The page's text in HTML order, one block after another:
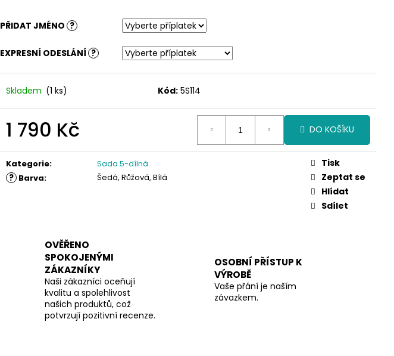
PŘIDAT JMÉNO ?
EXPRESNÍ ODESLÁNÍ ?
Skladem (1 ks) Kód: 5S114
1 790 Kč
cena:
DO KOŠÍKU
Kategorie: Sada 5-dílná
? Barva: Šedá, Růžová, Bílá
Tisk
Zeptat se
Hlídat
Sdílet
OVĚŘENO
SPOKOJENÝMI
ZÁKAZNÍKY
Naši zákazníci oceňují
kvalitu a spolehlivost
našich produktů, což
potvrzují pozitivní recenze.
OSOBNÍ PŘÍSTUP K
VÝROBĚ
Vaše přání je naším
závazkem.